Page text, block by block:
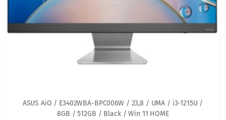
ASUS AiO / E3402WBA-BPC006W / 23,8 / UMA / i3-1215U /
8GB / 512GB / Black / Win 11 HOME